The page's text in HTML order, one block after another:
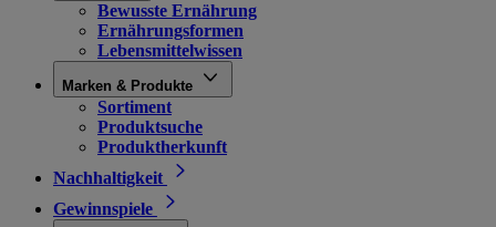
Bewusste Ernährung
Ernährungsformen
Lebensmittelwissen
Marken & Produkte
Sortiment
Produktsuche
Produktherkunft
Nachhaltigkeit
Gewinnspiele